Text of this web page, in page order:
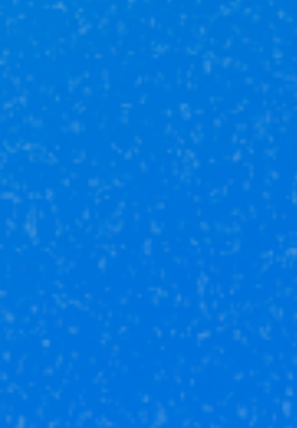
28.11.2025
2026 год переломает
до конца 2025 года
21.11.2025
Как выгодно купить
Башкортостане? Советы
Юникор Услуги
Получай кешбэк от 5 000 рублей
Скачивай приложение на свой
Юникор Агент
Приложение для агентов Unikor
Скачивай приложение на свой